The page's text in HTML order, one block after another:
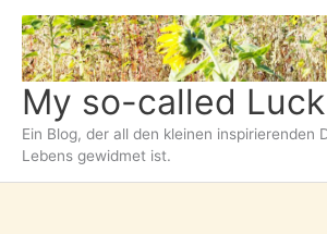
Zum
Inhalt
springen
My so-called Luck
Ein Blog, der all den kleinen inspirierenden
Lebens gewidmet ist.